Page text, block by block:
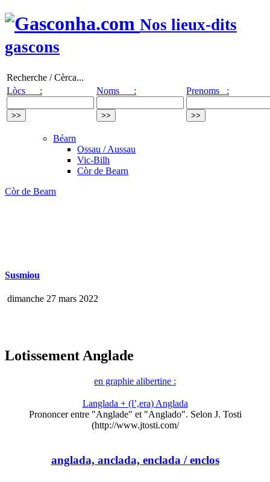
Nos lieux-dits
gascons
Recherche / Cèrca...
Lòcs :
Noms : Prenoms :
Béarn
Ossau / Aussau
Vic-Bilh
Còr de Bearn
Còr de Bearn
Susmiou
dimanche 27 mars 2022
Lotissement Anglade
en graphie alibertine :
Langlada + (l’,era) Anglada
Prononcer entre "Anglade" et "Anglado". Selon J. Tosti
(http://www.jtosti.com/
anglada, anclada, enclada / enclos